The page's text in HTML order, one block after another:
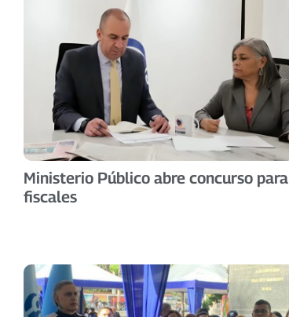
Ministerio Público abre concurso para
fiscales